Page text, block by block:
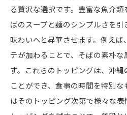
る贅沢な選択です。豊富な魚介
ばのスープと麺のシンプルさを
味わいへと昇華させます。例え
テが加わることで、そばの素朴
す。これらのトッピングは、沖
ことができ、食事の時間を特別
はそのトッピング次第で様々な